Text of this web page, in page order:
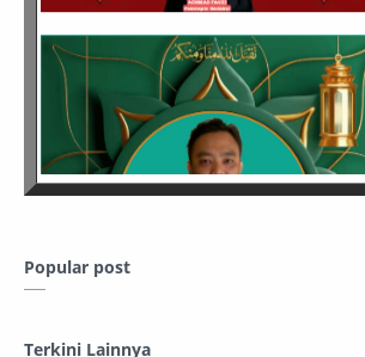
Popular post
Terkini Lainnya